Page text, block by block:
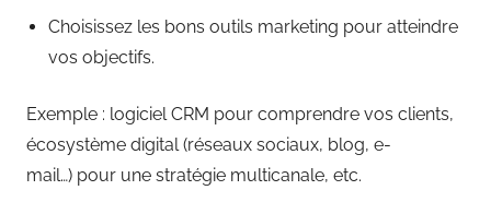
Choisissez les bons outils marketing pour atteindre
vos objectifs.
Exemple : logiciel CRM pour comprendre vos clients,
écosystème digital (réseaux sociaux, blog, e-
mail…) pour une stratégie multicanale, etc.